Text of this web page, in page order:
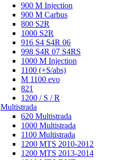
900 M Injection
900 M Carbus
800 S2R
1000 S2R
916 S4 S4R 06
998 S4R 07 S4RS
1000 M Injection
1100 (+S/abs)
M 1100 evo
821
1200 / S / R
Multistrada
620 Multistrada
1000 Multistrada
1100 Multistrada
1200 MTS 2010-2012
1200 MTS 2013-2014